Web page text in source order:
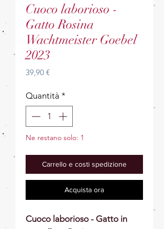
Cuoco laborioso -
Gatto Rosina
Wachtmeister Goebel
2023
39,90 €Prezzo
Quantità *
Ne restano solo: 1
Carrello e costi spedizione
Acquista ora
Cuoco laborioso - Gatto in